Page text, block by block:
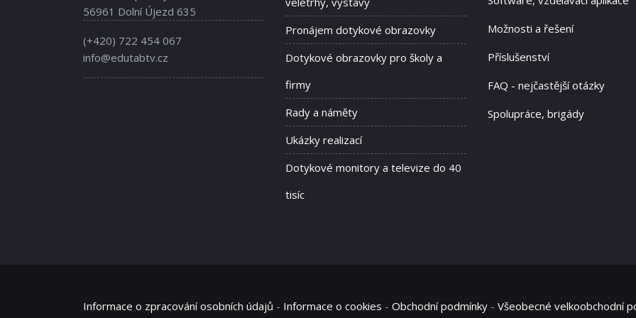
56961 Dolní Újezd 635
(+420) 722 454 067
info@edutabtv.cz
Pronájem dotykové obrazovky
Dotykové obrazovky pro školy a
firmy
Rady a náměty
Ukázky realizací
Dotykové monitory a televize do 40
tisíc
Možnosti a řešení
Příslušenství
FAQ - nejčastější otázky
Spolupráce, brigády
Informace o zpracování osobních údajů - Informace o cookies - Obchodní podmínky - Všeobecné velkoobchodní